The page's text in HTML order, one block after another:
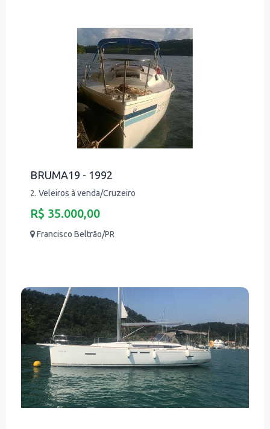
BRUMA19 - 1992
2. Veleiros à venda/Cruzeiro
R$ 35.000,00
Francisco Beltrão/PR